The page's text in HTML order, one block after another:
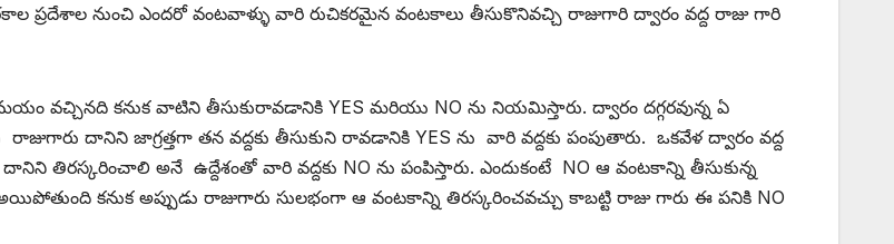
ప్రదేశాల నుంచి ఎందరో వంటవాళ్ళు వారి రుచికరమైన వంటకాలు తీసుకొనివచ్చి రాజుగారి ద్వారం వద్ద రాజు గారి
వచ్చినది కనుక వాటిని తీసుకురావడానికి YES మరియు NO ను నియమిస్తారు. ద్వారం దగ్గరవున్న ఏ
దానిని జాగ్రత్తగా తన వద్దకు తీసుకుని రావడానికి YES ను వారి వద్దకు పంపుతారు. ఒకవేళ ద్వారం వద్ద
తిరస్కరించాలి అనే ఉద్దేశంతో వారి వద్దకు NO ను పంపిస్తారు. ఎందుకంటే NO ఆ వంటకాన్ని తీసుకున్న
కనుక అప్పుడు రాజుగారు సులభంగా ఆ వంటకాన్ని తిరస్కరించవచ్చు కాబట్టి రాజు గారు ఈ పనికి NO